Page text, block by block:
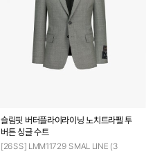
슬림핏 버터플라이라이닝 노치트라펠 투
버튼 싱글 수트
[26SS] LMM11729 SMAL LINE (3